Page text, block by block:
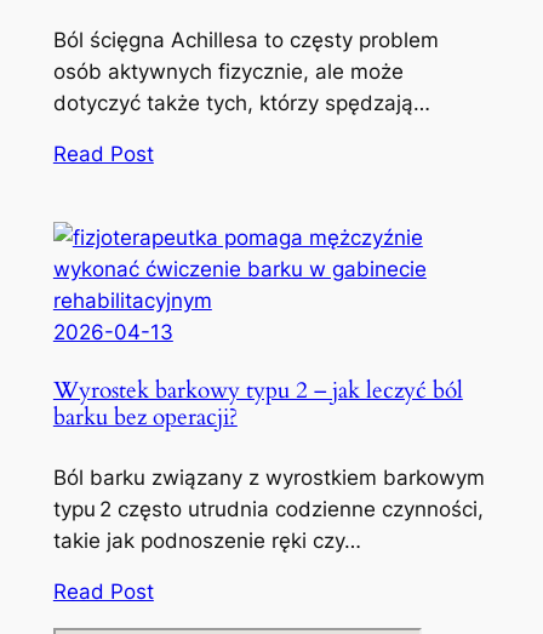
Ból ścięgna Achillesa to częsty problem
osób aktywnych fizycznie, ale może
dotyczyć także tych, którzy spędzają…
Read Post
2026-04-13
Wyrostek barkowy typu 2 – jak leczyć ból
barku bez operacji?
Ból barku związany z wyrostkiem barkowym
typu 2 często utrudnia codzienne czynności,
takie jak podnoszenie ręki czy…
Read Post